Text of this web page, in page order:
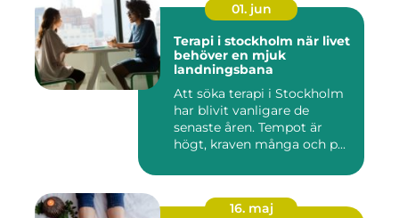
01. jun
Terapi i stockholm när livet
behöver en mjuk
landningsbana
Att söka terapi i Stockholm
har blivit vanligare de
senaste åren. Tempot är
högt, kraven många och p...
16. maj